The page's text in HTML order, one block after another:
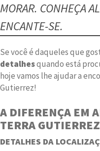
MORAR. CONHEÇA
ENCANTE-SE.
Se você é daqueles que
detalhesquando está
hoje vamos lhe ajudar a
Gutierrez!
A DIFERENÇA EM
TERRA GUTIERREZ
DETALHES DA